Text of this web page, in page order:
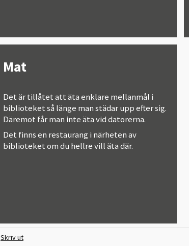
Mat
Det är tillåtet att äta enklare mellanmål i
biblioteket så länge man städar upp efter sig.
Däremot får man inte äta vid datorerna.
Det finns en restaurang i närheten av
biblioteket om du hellre vill äta där.
Skriv ut